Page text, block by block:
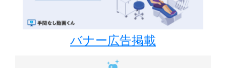
バナー広告掲載